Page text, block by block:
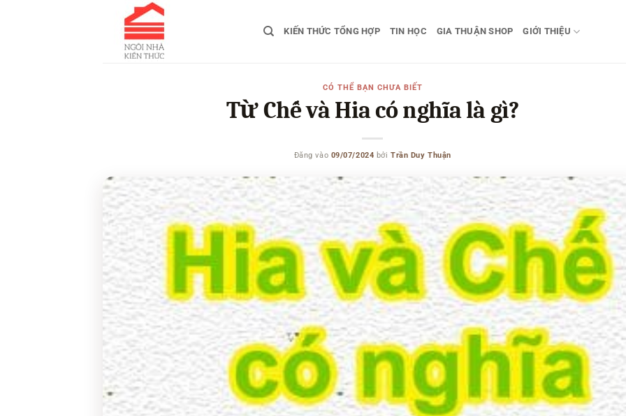
KIẾN THỨC TỔNG HỢP TIN HỌC GIA THUẬN SHOP GIỚI THIỆU
CÓ THỂ BẠN CHƯA BIẾT
Từ Chế và Hia có nghĩa là gì?
Đăng vào 09/07/2024 bởiTrần Duy Thuận